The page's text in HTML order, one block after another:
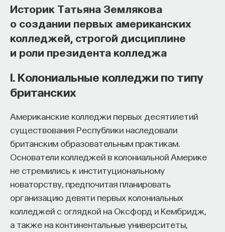
Историк Татьяна Землякова
о создании первых американских
колледжей, строгой дисциплине
и роли президента колледжа
I. Колониальные колледжи по типу
британских
Американские колледжи первых десятилетий
существования Республики наследовали
британским образовательным практикам.
Основатели колледжей в колониальной Америке
не стремились к институциональному
новаторству, предпочитая планировать
организацию девяти первых колониальных
колледжей с оглядкой на Оксфорд и Кембридж,
а также на континентальные университеты,
Максутов запускает сервис, который
поможет найти свою нишу
в глобальных deep tech и биотех
компаниях
В 2012 годуИвар Максутовсоздал проект
ПостНаука, который дал голос учёным и навсегда
изменил медийное пространство на русском
языке. В 2021 году в Лондоне он основал компанию
Naukka, помогающую учёным
и предпринимателям превращать их идеи
в технологии и успешные стартапы. Теперь
команда ПостНауки запускает новый сервис —
Naukka Talents, рекрутинговое агентство,
созданное для поддержки специалистов,
желающих работать в глобальных инновационных
индустриях.